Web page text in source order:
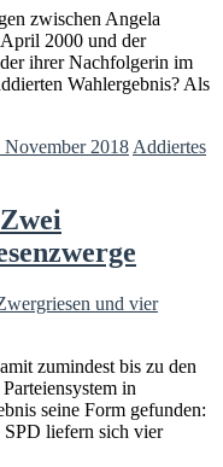
zwischen Angela
2000 und der
ihrer Nachfolgerin im
Wahlergebnis? Als
November 2018 Addiertes
zumindest bis zu den
in
seine Form gefunden:
liefern sich vier